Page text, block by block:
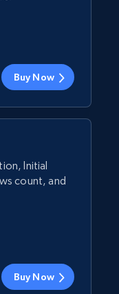
Buy Now
Initial
count, and
Buy Now